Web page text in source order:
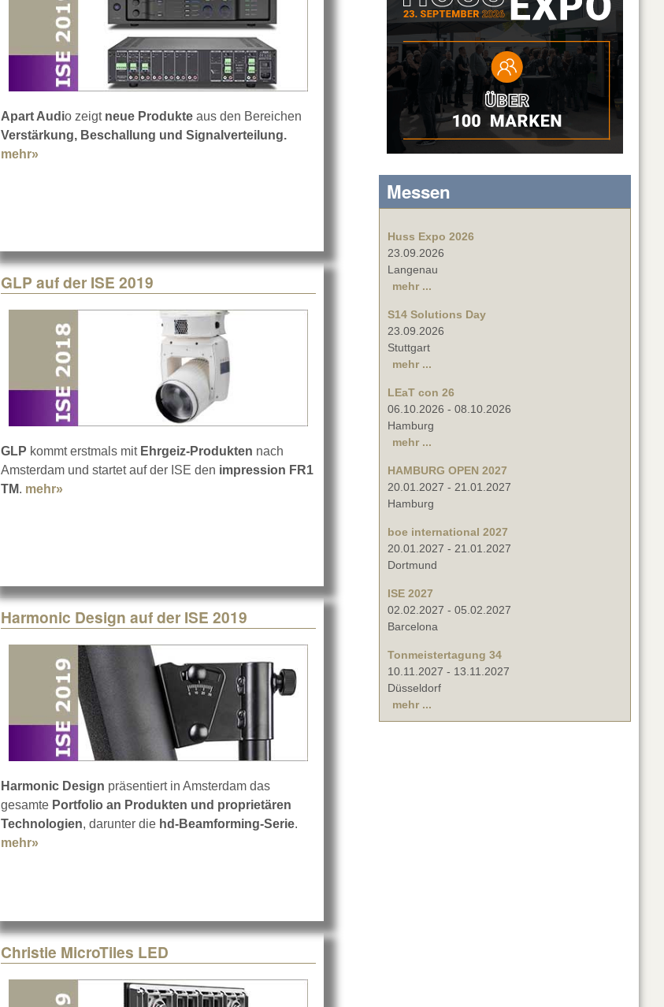
Apart Audio zeigt neue Produkte aus den Bereichen
Verstärkung, Beschallung und Signalverteilung.
mehr»
GLP auf der ISE 2019
GLP kommt erstmals mit Ehrgeiz-Produkten nach
Amsterdam und startet auf der ISE den impression FR1
TM. mehr»
Harmonic Design auf der ISE 2019
Harmonic Design präsentiert in Amsterdam das
gesamte Portfolio an Produkten und proprietären
Technologien, darunter die hd-Beamforming-Serie.
mehr»
Christie MicroTiles LED
Messen
Huss Expo 2026
23.09.2026
Langenau
mehr ...
S14 Solutions Day
23.09.2026
Stuttgart
mehr ...
LEaT con 26
06.10.2026 - 08.10.2026
Hamburg
mehr ...
HAMBURG OPEN 2027
20.01.2027 - 21.01.2027
Hamburg
boe international 2027
20.01.2027 - 21.01.2027
Dortmund
ISE 2027
02.02.2027 - 05.02.2027
Barcelona
Tonmeistertagung 34
10.11.2027 - 13.11.2027
Düsseldorf
mehr ...